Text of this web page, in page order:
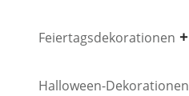
Feiertagsdekorationen
Halloween-Dekorationen